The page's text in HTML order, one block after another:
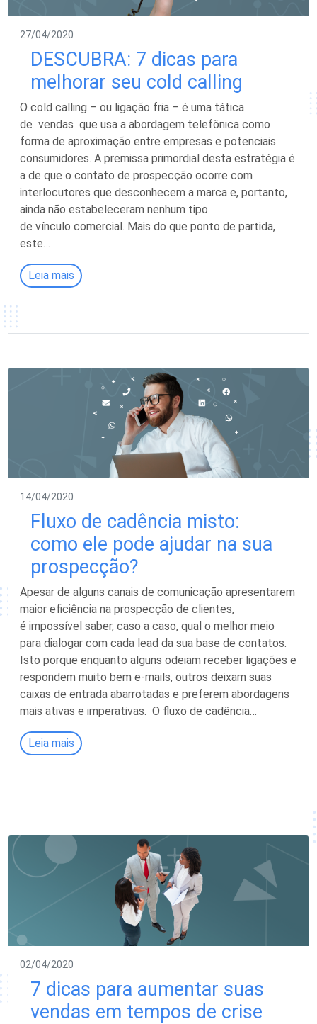
27/04/2020
DESCUBRA: 7 dicas para
melhorar seu cold calling
O cold calling – ou ligação fria – é uma tática
de vendas que usa a abordagem telefônica como
forma de aproximação entre empresas e potenciais
consumidores. A premissa primordial desta estratégia é
a de que o contato de prospecção ocorre com
interlocutores que desconhecem a marca e, portanto,
ainda não estabeleceram nenhum tipo
de vínculo comercial. Mais do que ponto de partida,
este…
Leia mais
14/04/2020
Fluxo de cadência misto:
como ele pode ajudar na sua
prospecção?
Apesar de alguns canais de comunicação apresentarem
maior eficiência na prospecção de clientes,
é impossível saber, caso a caso, qual o melhor meio
para dialogar com cada lead da sua base de contatos.
Isto porque enquanto alguns odeiam receber ligações e
respondem muito bem e-mails, outros deixam suas
caixas de entrada abarrotadas e preferem abordagens
mais ativas e imperativas. O fluxo de cadência…
Leia mais
02/04/2020
7 dicas para aumentar suas
vendas em tempos de crise